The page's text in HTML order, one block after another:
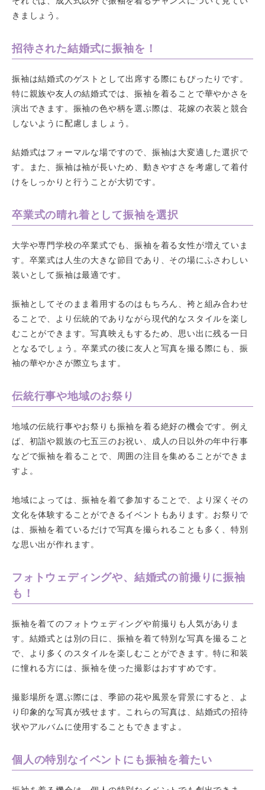
きましょう。
招待された結婚式に振袖を！
振袖は結婚式のゲストとして出席する際にもぴったりです。
特に親族や友人の結婚式では、振袖を着ることで華やかさを
演出できます。振袖の色や柄を選ぶ際は、花嫁の衣装と競合
しないように配慮しましょう。
結婚式はフォーマルな場ですので、振袖は大変適した選択で
す。また、振袖は袖が長いため、動きやすさを考慮して着付
けをしっかりと行うことが大切です。
卒業式の晴れ着として振袖を選択
大学や専門学校の卒業式でも、振袖を着る女性が増えていま
す。卒業式は人生の大きな節目であり、その場にふさわしい
装いとして振袖は最適です。
振袖としてそのまま着用するのはもちろん、袴と組み合わせ
ることで、より伝統的でありながら現代的なスタイルを楽し
むことができます。写真映えもするため、思い出に残る一日
となるでしょう。卒業式の後に友人と写真を撮る際にも、振
袖の華やかさが際立ちます。
伝統行事や地域のお祭り
地域の伝統行事やお祭りも振袖を着る絶好の機会です。例え
ば、初詣や親族の七五三のお祝い、成人の日以外の年中行事
などで振袖を着ることで、周囲の注目を集めることができま
すよ。
地域によっては、振袖を着て参加することで、より深くその
文化を体験することができるイベントもあります。お祭りで
は、振袖を着ているだけで写真を撮られることも多く、特別
な思い出が作れます。
フォトウェディングや、結婚式の前撮りに振袖
も！
振袖を着てのフォトウェディングや前撮りも人気がありま
す。結婚式とは別の日に、振袖を着て特別な写真を撮ること
で、より多くのスタイルを楽しむことができます。特に和装
に憧れる方には、振袖を使った撮影はおすすめです。
撮影場所を選ぶ際には、季節の花や風景を背景にすると、よ
り印象的な写真が残せます。これらの写真は、結婚式の招待
状やアルバムに使用することもできますよ。
個人の特別なイベントにも振袖を着たい